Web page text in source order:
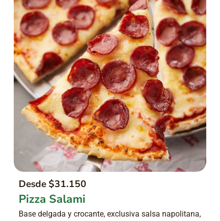
Desde $31.150
Pizza Salami
Base delgada y crocante, exclusiva salsa napolitana,